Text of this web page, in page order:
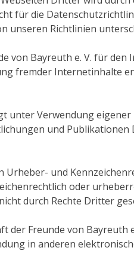
für die
unseren Richtlinien
von Bayreuth e. V. für
fremder Internetinhalte
Verwendung
und
und
oder
durch Rechte Dritter
der Freunde von Bayreuth
in anderen